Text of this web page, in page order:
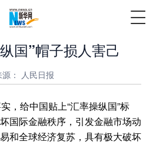
国”帽子损人害己
源： 人民日报
给中国贴上“汇率操纵国”标
国际金融秩序，引发金融市场动
和全球经济复苏，具有极大破坏